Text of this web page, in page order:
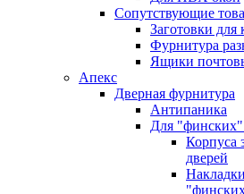
Сопутствующие
Заготовки
Фурнитура
Ящики
Апекс
Дверная фурнитура
Антипаника
Для "финских"
Корпуса
дверей